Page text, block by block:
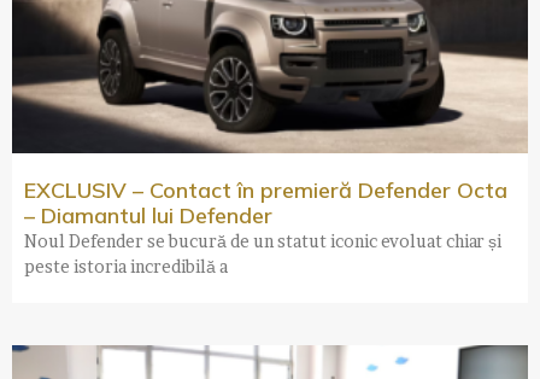
EXCLUSIV – Contact în premieră Defender Octa
– Diamantul lui Defender
Noul Defender se bucură de un statut iconic evoluat chiar și
peste istoria incredibilă a